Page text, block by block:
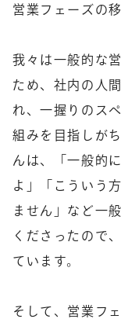
営業フェーズの
我々は一般的な
ため、社内の人
れ、一握りのス
組みを目指しが
んは、「一般的
よ」「こういう
ません」など一
くださったので
ています。
そして、営業フ